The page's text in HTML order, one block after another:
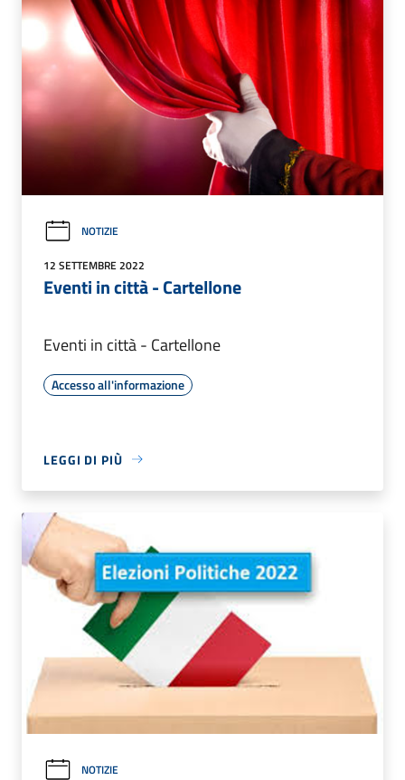
NOTIZIE
12 SETTEMBRE 2022
Eventi in città - Cartellone
Eventi in città - Cartellone
Accesso all'informazione
LEGGI DI PIÙ
NOTIZIE